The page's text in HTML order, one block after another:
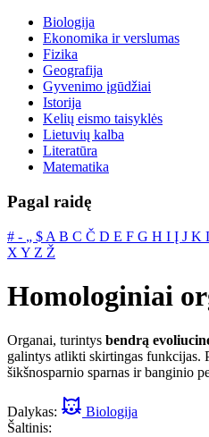
Biologija
Ekonomika ir verslumas
Fizika
Geografija
Gyvenimo įgūdžiai
Istorija
Kelių eismo taisyklės
Lietuvių kalba
Literatūra
Matematika
Pagal raidę
# ‐ „ $ A B C Č D E F G H I Į J K
X Y Z Ž
Homologiniai
Organai, turintys bendrą
galintys atlikti skirtingas funkcijas.
šikšnosparnio sparnas ir banginio
Dalykas:
Biologija
Šaltinis: